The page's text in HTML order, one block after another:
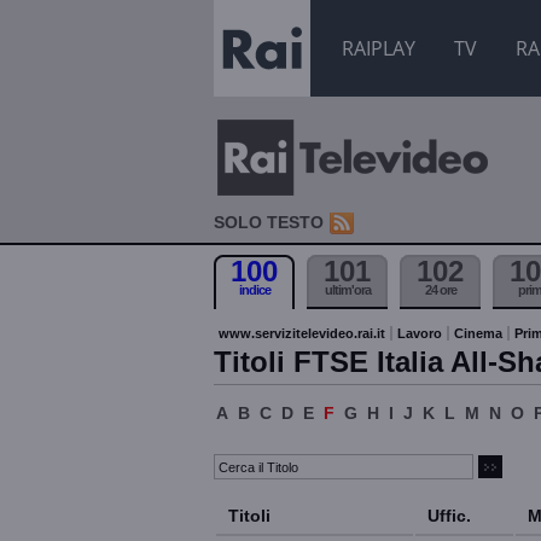
RAIPLAY TV
SOLO TESTO
100
indice
101
ultim'ora
102
24 ore
www.servizitelevideo.rai.it Lavoro Cinema
Titoli FTSE Italia All-
A B C D E F G H I J K L M N O
Titoli Uffic.